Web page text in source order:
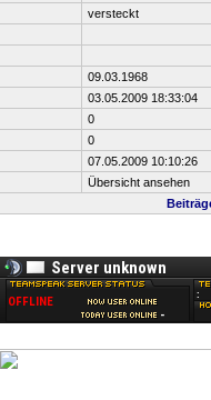
versteckt
09.03.1968
03.05.2009 18:33:04
0
0
07.05.2009 10:10:26
Übersicht ansehen